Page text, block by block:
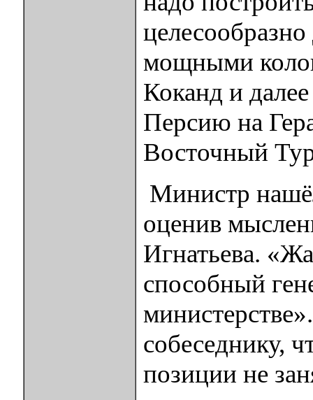
мощными
Коканд и
Персию на
Восточный
Министр
оценив
Игнатьева.
способный
собеседнику,
позиции не